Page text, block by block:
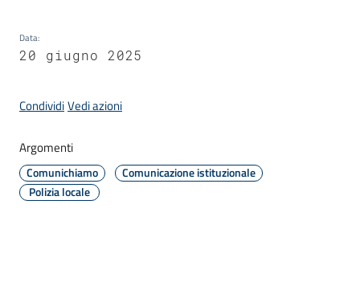
Vivere
il
C
e
Data:
20 giugno 2025
CondividiVedi azioni
Argomenti
Comunichiamo
Comunicazione istituzionale
Polizia locale